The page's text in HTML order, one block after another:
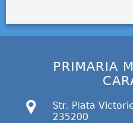
PRIMARIA
Str. Piata
235200